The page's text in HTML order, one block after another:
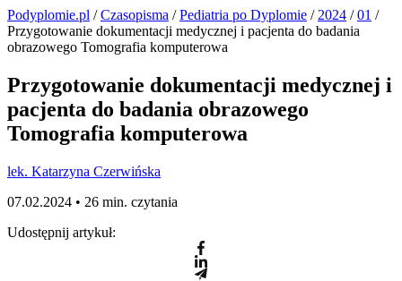
Podyplomie.pl /Czasopisma /Pediatria po Dyplomie / 2024 /01 /
Przygotowanie dokumentacji medycznej i pacjenta do badania
obrazowego Tomografia komputerowa
Przygotowanie dokumentacji medycznej i
pacjenta do badania obrazowego
Tomografia komputerowa
lek. Katarzyna Czerwińska
07.02.2024 • 26 min. czytania
Udostępnij artykuł: